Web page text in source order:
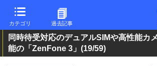
カテゴリ 過去記事
同時待受対応のデュアルSIMや高性能カ
能の「ZenFone 3」 (19/59)